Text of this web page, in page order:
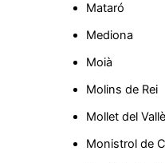
Mataró
Mediona
Moià
Molins de Rei
Mollet del
Monistrol de